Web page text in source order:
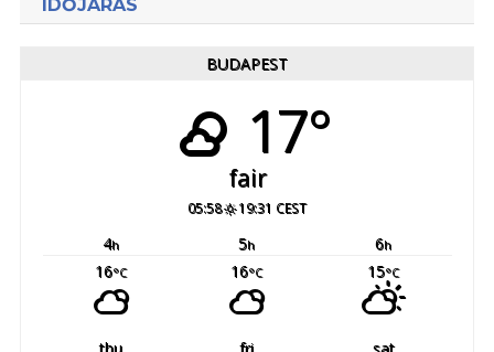
IDŐJÁRÁS
BUDAPEST
17°
fair
05:58 19:31 CEST
4h 5h 6h
16°C 16°C 15°C